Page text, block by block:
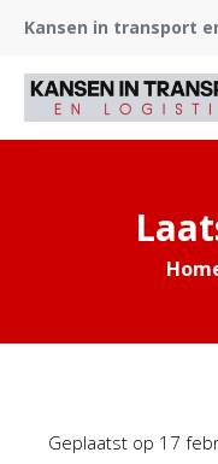
Kansen in transport
Geplaatst op 17